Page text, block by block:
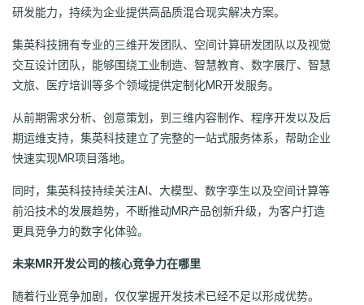
研发能力，持续为企业提供高品质混合现实解决方案。
集英科技拥有专业的三维开发团队、空间计算研发团队以及视觉
交互设计团队，能够围绕工业制造、智慧教育、数字展厅、智慧
文旅、医疗培训等多个领域提供定制化MR开发服务。
从前期需求分析、创意策划，到三维内容制作、程序开发以及后
期运维支持，集英科技建立了完整的一站式服务体系，帮助企业
快速实现MR项目落地。
同时，集英科技持续关注AI、大模型、数字孪生以及空间计算等
前沿技术的发展趋势，不断推动MR产品创新升级，为客户打造
更具竞争力的数字化体验。
未来MR开发公司的核心竞争力在哪里
随着行业竞争加剧，仅仅掌握开发技术已经不足以形成优势。